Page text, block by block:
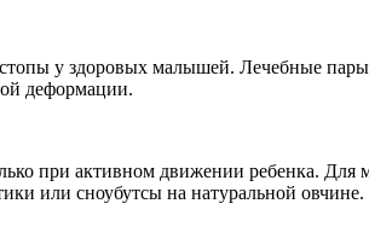
у здоровых малышей. Лечебные пары
деформации.
при активном движении ребенка. Для
или сноубутсы на натуральной овчине.